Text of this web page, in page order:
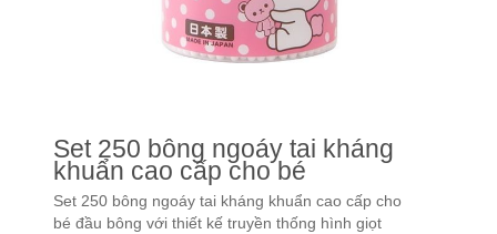
Set 250 bông ngoáy tai kháng
khuẩn cao cấp cho bé
Set 250 bông ngoáy tai kháng khuẩn cao cấp cho
bé đầu bông với thiết kế truyền thống hình giọt